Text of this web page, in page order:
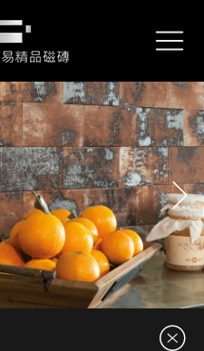
品磁磚
關於展成
雷克石
產品資訊
專案實績
服務據點
詢問我們